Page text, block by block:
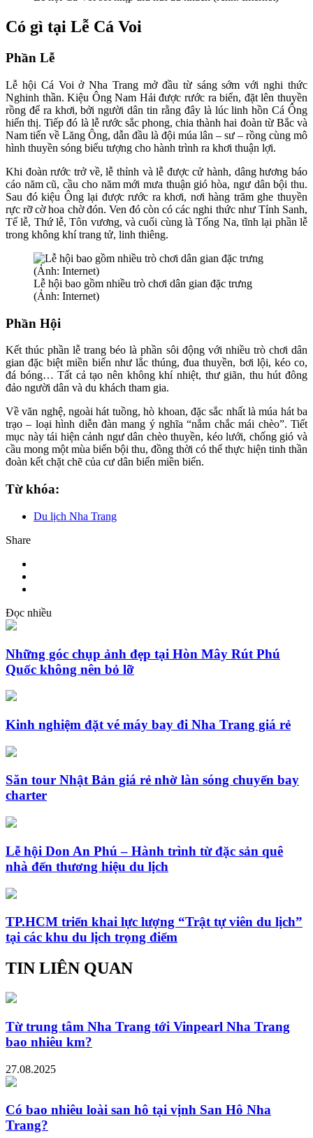
Có gì tại Lễ Cá Voi
Phần Lễ
Lễ hội Cá Voi ở Nha Trang mở đầu từ sáng sớm với nghi thức
Nghinh thần. Kiệu Ông Nam Hải được rước ra biển, đặt lên thuyền
rồng để ra khơi, bởi người dân tin rằng đây là lúc linh hồn Cá Ông
hiển thị. Tiếp đó là lễ rước sắc phong, chia thành hai đoàn từ Bắc và
Nam tiến về Lăng Ông, dẫn đầu là đội múa lân – sư – rồng cùng mô
hình thuyền sóng biểu tượng cho hành trình ra khơi thuận lợi.
Khi đoàn rước trở về, lễ thỉnh và lễ được cử hành, dâng hương báo
cáo năm cũ, cầu cho năm mới mưa thuận gió hòa, ngư dân bội thu.
Sau đó kiệu Ông lại được rước ra khơi, nơi hàng trăm ghe thuyền
rực rỡ cờ hoa chờ đón. Ven đó còn có các nghi thức như Tỉnh Sanh,
Tế lễ, Thứ lễ, Tôn vương, và cuối cùng là Tống Na, tĩnh lại phần lễ
trong không khí trang tử, linh thiêng.
Lễ hội bao gồm nhiều trò chơi dân gian đặc trưng
(Ảnh: Internet)
Phần Hội
Kết thúc phần lễ trang béo là phần sôi động với nhiều trò chơi dân
gian đặc biệt miền biển như lắc thúng, đua thuyền, bơi lội, kéo co,
đá bóng… Tất cả tạo nên không khí nhiệt, thư giãn, thu hút đông
đảo người dân và du khách tham gia.
Về văn nghệ, ngoài hát tuồng, hò khoan, đặc sắc nhất là múa hát ba
trạo – loại hình diễn đàn mang ý nghĩa “nắm chắc mái chèo”. Tiết
mục này tái hiện cảnh ngư dân chèo thuyền, kéo lưới, chống gió và
cầu mong một mùa biển bội thu, đồng thời có thể thực hiện tinh thần
đoàn kết chặt chẽ của cư dân biển miền biển.
Từ khóa:
Du lịch Nha Trang
Share
Đọc nhiều
Những góc chụp ảnh đẹp tại Hòn Mây Rút Phú
Quốc không nên bỏ lỡ
Kinh nghiệm đặt vé máy bay đi Nha Trang giá rẻ
Săn tour Nhật Bản giá rẻ nhờ làn sóng chuyến bay
charter
Lễ hội Don An Phú – Hành trình từ đặc sản quê
nhà đến thương hiệu du lịch
TP.HCM triển khai lực lượng “Trật tự viên du lịch”
tại các khu du lịch trọng điểm
TIN LIÊN QUAN
Từ trung tâm Nha Trang tới Vinpearl Nha Trang
bao nhiêu km?
27.08.2025
Có bao nhiêu loài san hô tại vịnh San Hô Nha
Trang?